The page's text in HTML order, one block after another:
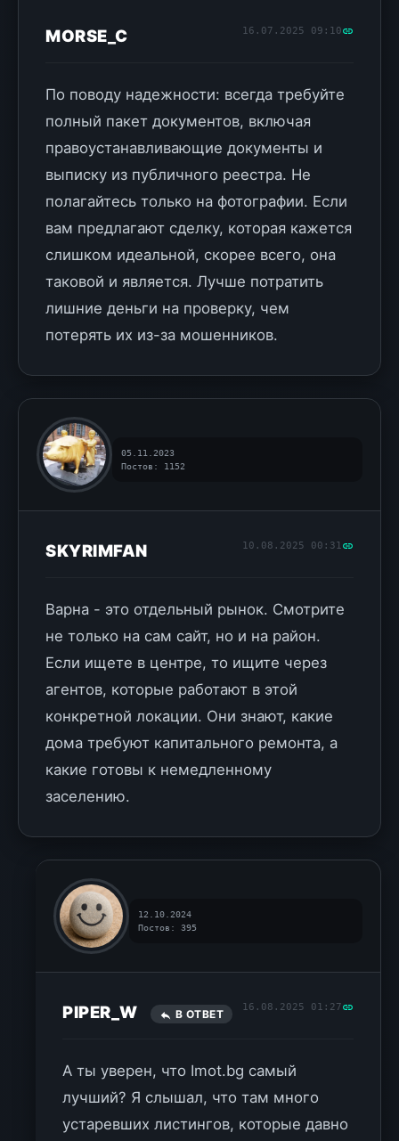
MORSE_C 16.07.2025 09:10
По поводу надежности: всегда требуйте
полный пакет документов, включая
правоустанавливающие документы и
выписку из публичного реестра. Не
полагайтесь только на фотографии. Если
вам предлагают сделку, которая кажется
слишком идеальной, скорее всего, она
таковой и является. Лучше потратить
лишние деньги на проверку, чем
потерять их из-за мошенников.
05.11.2023
Постов: 1152
SKYRIMFAN 10.08.2025 00:31
Варна - это отдельный рынок. Смотрите
не только на сам сайт, но и на район.
Если ищете в центре, то ищите через
агентов, которые работают в этой
конкретной локации. Они знают, какие
дома требуют капитального ремонта, а
какие готовы к немедленному
заселению.
12.10.2024
Постов: 395
PIPER_W В ОТВЕТ
16.08.2025 01:27
А ты уверен, что Imot.bg самый
лучший? Я слышал, что там много
устаревших листингов, которые давно